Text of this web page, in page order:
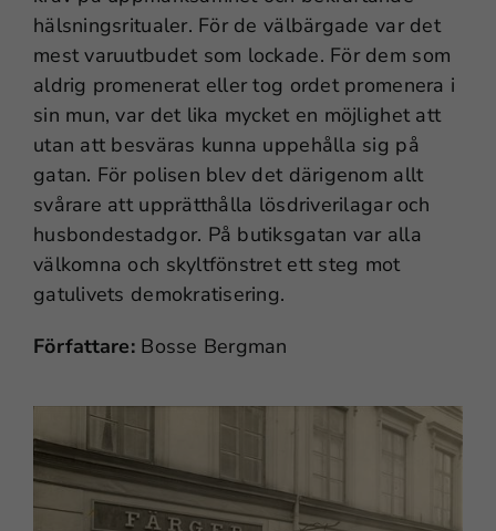
hälsningsritualer. För de välbärgade var det
mest varuutbudet som lockade. För dem som
aldrig promenerat eller tog ordet promenera i
sin mun, var det lika mycket en möjlighet att
utan att besväras kunna uppehålla sig på
gatan. För polisen blev det därigenom allt
svårare att upprätthålla lösdriverilagar och
husbondestadgor. På butiksgatan var alla
välkomna och skyltfönstret ett steg mot
gatulivets demokratisering.
Författare:Bosse Bergman